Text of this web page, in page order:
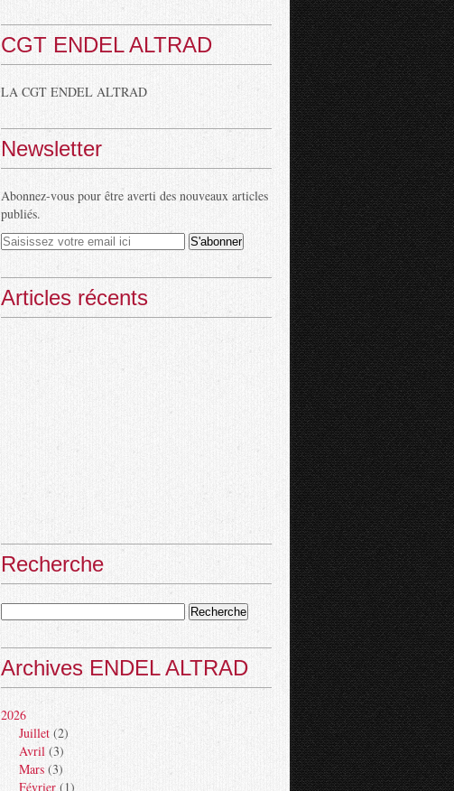
CGT ENDEL ALTRAD
LA CGT ENDEL ALTRAD
Newsletter
Abonnez-vous pour être averti des nouveaux articles
publiés.
Articles récents
Recherche
Archives ENDEL ALTRAD
2026
Juillet (2)
Avril (3)
Mars (3)
Février (1)